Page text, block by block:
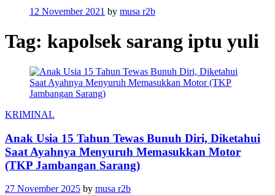
12 November 2021 by musa r2b
Tag: kapolsek sarang iptu yuli
KRIMINAL
Anak Usia 15 Tahun Tewas Bunuh Diri, Diketahui
Saat Ayahnya Menyuruh Memasukkan Motor
(TKP Jambangan Sarang)
27 November 2025 by musa r2b